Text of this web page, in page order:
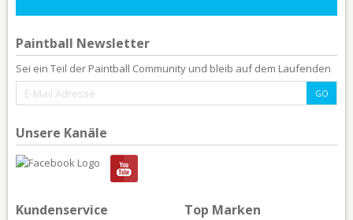
Paintball Newsletter
Sei ein Teil der Paintball Community und bleib auf dem Laufenden
Unsere Kanäle
Kundenservice Top Marken